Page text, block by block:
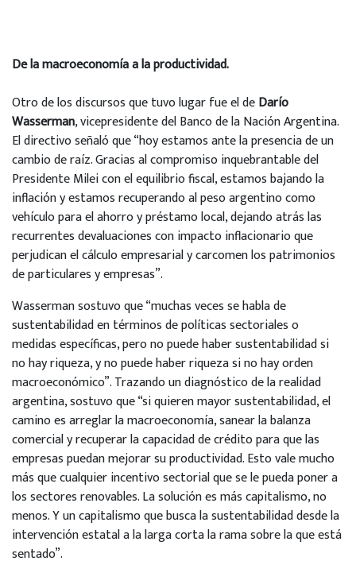
De la macroeconomía a la productividad.
Otro de los discursos que tuvo lugar fue el deDarío
Wasserman, vicepresidente del Banco de la Nación Argentina.
El directivo señaló que “hoy estamos ante la presencia de un
cambio de raíz. Gracias al compromiso inquebrantable del
Presidente Milei con el equilibrio fiscal, estamos bajando la
inflación y estamos recuperando al peso argentino como
vehículo para el ahorro y préstamo local, dejando atrás las
recurrentes devaluaciones con impacto inflacionario que
perjudican el cálculo empresarial y carcomen los patrimonios
de particulares y empresas”.
Wasserman sostuvo que “muchas veces se habla de
sustentabilidad en términos de políticas sectoriales o
medidas específicas, pero no puede haber sustentabilidad si
no hay riqueza, y no puede haber riqueza si no hay orden
macroeconómico”. Trazando un diagnóstico de la realidad
argentina, sostuvo que “si quieren mayor sustentabilidad, el
camino es arreglar la macroeconomía, sanear la balanza
comercial y recuperar la capacidad de crédito para que las
empresas puedan mejorar su productividad. Esto vale mucho
más que cualquier incentivo sectorial que se le pueda poner a
los sectores renovables. La solución es más capitalismo, no
menos. Y un capitalismo que busca la sustentabilidad desde la
intervención estatal a la larga corta la rama sobre la que está
sentado”.